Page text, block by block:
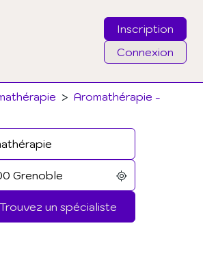
Inscription
Connexion
> Aromathérapie -
Trouvez un spécialiste
oublié mon mot de passe